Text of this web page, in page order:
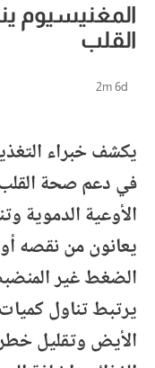
المغنيسيوم
القلب
2m 6d
يكشف خبراء
في دعم صحة
الأوعية
يعانون من نقصه
الضغط غير
يرتبط تناول
الأيض وتقليل خطر